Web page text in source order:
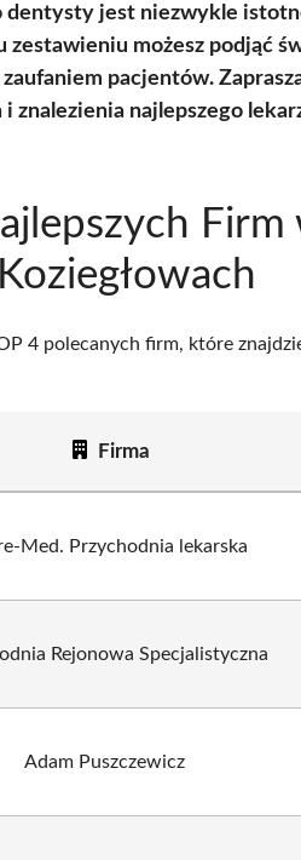
jest niezwykle
możesz podjąć
pacjentów.
znalezienia najlepszego
Firm
4 polecanych firm, które
Firma
Med. Przychodnia lekarska
Rejonowa Specjalistyczna
Adam Puszczewicz